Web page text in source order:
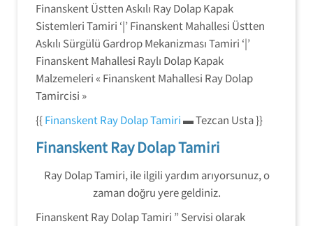
Finanskent Üstten Askılı Ray Dolap Kapak
Sistemleri Tamiri ‘|’ Finanskent Mahallesi Üstten
Askılı Sürgülü Gardrop Mekanizması Tamiri ‘|’
Finanskent Mahallesi Raylı Dolap Kapak
Malzemeleri « Finanskent Mahallesi Ray Dolap
Tamircisi »
{{Finanskent Ray Dolap Tamiri▬ Tezcan Usta }}
Finanskent Ray Dolap Tamiri
Ray Dolap Tamiri, ile ilgili yardım arıyorsunuz, o
zaman doğru yere geldiniz.
Finanskent Ray Dolap Tamiri ” Servisi olarak